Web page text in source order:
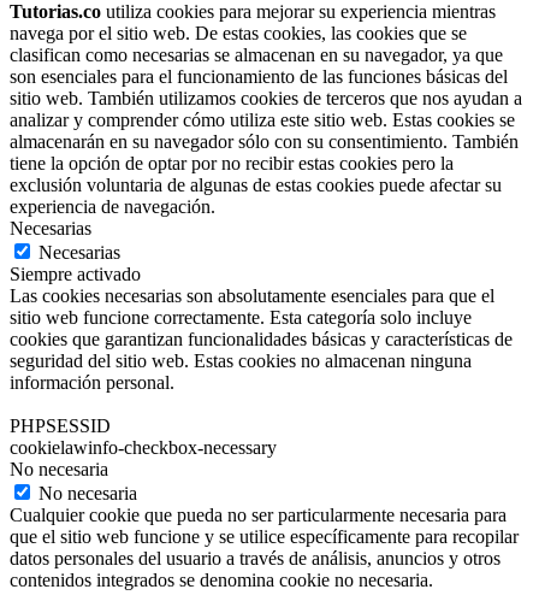
Tutorias.co utiliza cookies para mejorar su experiencia mientras
navega por el sitio web. De estas cookies, las cookies que se
clasifican como necesarias se almacenan en su navegador, ya que
son esenciales para el funcionamiento de las funciones básicas del
sitio web. También utilizamos cookies de terceros que nos ayudan a
analizar y comprender cómo utiliza este sitio web. Estas cookies se
almacenarán en su navegador sólo con su consentimiento. También
tiene la opción de optar por no recibir estas cookies pero la
exclusión voluntaria de algunas de estas cookies puede afectar su
experiencia de navegación.
Necesarias
Necesarias
Siempre activado
Las cookies necesarias son absolutamente esenciales para que el
sitio web funcione correctamente. Esta categoría solo incluye
cookies que garantizan funcionalidades básicas y características de
seguridad del sitio web. Estas cookies no almacenan ninguna
información personal.
PHPSESSID
cookielawinfo-checkbox-necessary
No necesaria
No necesaria
Cualquier cookie que pueda no ser particularmente necesaria para
que el sitio web funcione y se utilice específicamente para recopilar
datos personales del usuario a través de análisis, anuncios y otros
contenidos integrados se denomina cookie no necesaria.